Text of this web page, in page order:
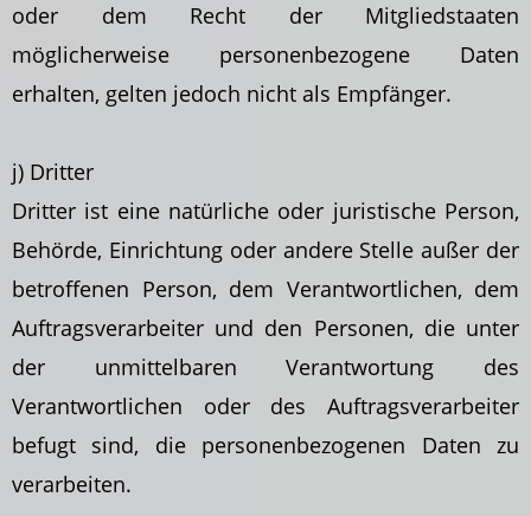
oder dem Recht der Mitgliedstaaten
möglicherweise personenbezogene Daten
erhalten, gelten jedoch nicht als Empfänger.
j) Dritter
Dritter ist eine natürliche oder juristische Person,
Behörde, Einrichtung oder andere Stelle außer der
betroffenen Person, dem Verantwortlichen, dem
Auftragsverarbeiter und den Personen, die unter
der unmittelbaren Verantwortung des
Verantwortlichen oder des Auftragsverarbeiter
befugt sind, die personenbezogenen Daten zu
verarbeiten.